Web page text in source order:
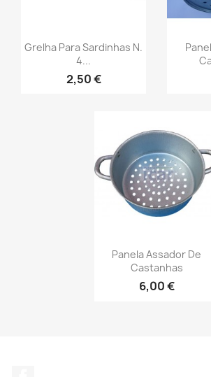
Grelha Para Sardinhas N.
4...
2,50 €
Panela Assador De
Castanhas
6,00 €